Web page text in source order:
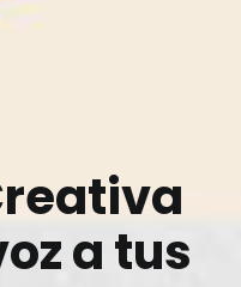
a tus